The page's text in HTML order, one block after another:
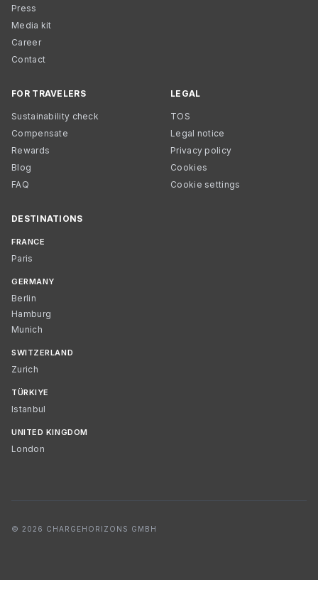
Press
Media kit
Career
Contact
FOR TRAVELERS
Sustainability check
Compensate
Rewards
Blog
FAQ
LEGAL
TOS
Legal notice
Privacy policy
Cookies
Cookie settings
DESTINATIONS
FRANCE
Paris
GERMANY
Berlin
Hamburg
Munich
SWITZERLAND
Zurich
TÜRKIYE
Istanbul
UNITED KINGDOM
London
© 2026 CHARGEHORIZONS GMBH